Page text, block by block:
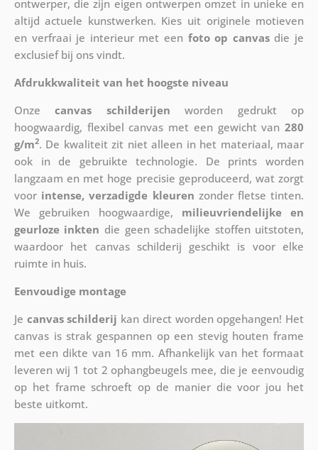
ontwerper, die zijn eigen ontwerpen omzet in unieke en
altijd actuele kunstwerken. Kies uit originele motieven
en verfraai je interieur met een foto op canvasdie je
exclusief bij ons vindt.
Afdrukkwaliteit van het hoogste niveau
Onzecanvas schilderijen worden gedrukt op
hoogwaardig, flexibel canvas met een gewicht van280
g/m2. De kwaliteit zit niet alleen in het materiaal, maar
ook in de gebruikte technologie. De prints worden
langzaam en met hoge precisie geproduceerd, wat zorgt
voor intense, verzadigde kleuren zonder fletse tinten.
We gebruiken hoogwaardige, milieuvriendelijke en
geurloze inkten die geen schadelijke stoffen uitstoten,
waardoor het canvas schilderij geschikt is voor elke
ruimte in huis.
Eenvoudige montage
Je canvas schilderij kan direct worden opgehangen! Het
canvas is strak gespannen op een stevig houten frame
met een dikte van 16 mm. Afhankelijk van het formaat
leveren wij 1 tot 2 ophangbeugels mee, die je eenvoudig
op het frame schroeft op de manier die voor jou het
beste uitkomt.